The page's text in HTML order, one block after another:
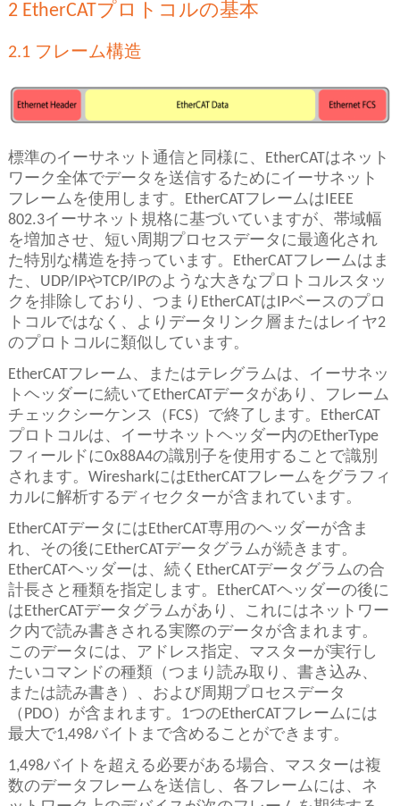
2 EtherCATプロトコルの基本
2.1 フレーム構造
標準のイーサネット通信と同様に、EtherCATはネット
ワーク全体でデータを送信するためにイーサネット
フレームを使用します。EtherCATフレームはIEEE
802.3イーサネット規格に基づいていますが、帯域幅
を増加させ、短い周期プロセスデータに最適化され
た特別な構造を持っています。EtherCATフレームはま
た、UDP/IPやTCP/IPのような大きなプロトコルスタッ
クを排除しており、つまりEtherCATはIPベースのプロ
トコルではなく、よりデータリンク層またはレイヤ2
のプロトコルに類似しています。
EtherCATフレーム、またはテレグラムは、イーサネッ
トヘッダーに続いてEtherCATデータがあり、フレーム
チェックシーケンス（FCS）で終了します。EtherCAT
プロトコルは、イーサネットヘッダー内のEtherType
フィールドに0x88A4の識別子を使用することで識別
されます。WiresharkにはEtherCATフレームをグラフィ
カルに解析するディセクターが含まれています。
EtherCATデータにはEtherCAT専用のヘッダーが含ま
れ、その後にEtherCATデータグラムが続きます。
EtherCATヘッダーは、続くEtherCATデータグラムの合
計長さと種類を指定します。EtherCATヘッダーの後に
はEtherCATデータグラムがあり、これにはネットワー
ク内で読み書きされる実際のデータが含まれます。
このデータには、アドレス指定、マスターが実行し
たいコマンドの種類（つまり読み取り、書き込み、
または読み書き）、および周期プロセスデータ
（PDO）が含まれます。1つのEtherCATフレームには
最大で1,498バイトまで含めることができます。
1,498バイトを超える必要がある場合、マスターは複
数のデータフレームを送信し、各フレームには、ネ